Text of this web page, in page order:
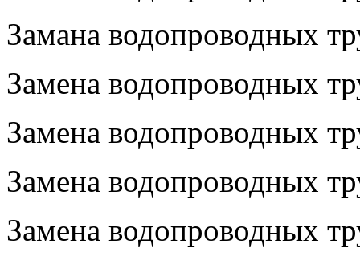
Замана водопроводных
Замена водопроводных
Замена водопроводных
Замена водопроводных
Замена водопроводных